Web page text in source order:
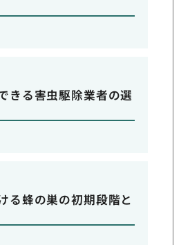
きる害虫駆除業者の選
る蜂の巣の初期段階と